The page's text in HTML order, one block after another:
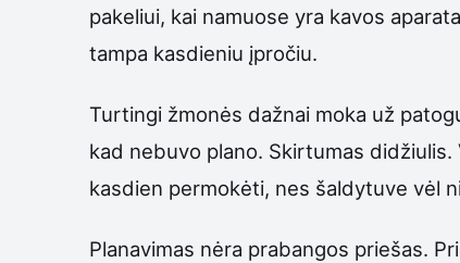
pakeliui, kai namuose yra kavos
tampa kasdieniu įpročiu.
Turtingi žmonės dažnai moka už
kad nebuvo plano. Skirtumas
kasdien permokėti, nes šaldytuve vėl
Planavimas nėra prabangos priešas.